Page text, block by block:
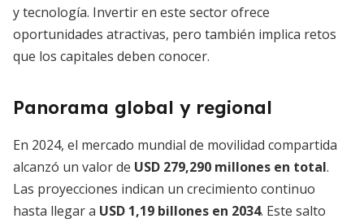
y tecnología. Invertir en este sector ofrece
oportunidades atractivas, pero también implica retos
que los capitales deben conocer.
Panorama global y regional
En 2024, el mercado mundial de movilidad compartida
alcanzó un valor de USD 279,290 millones en total.
Las proyecciones indican un crecimiento continuo
hasta llegar a USD 1,19 billones en 2034. Este salto